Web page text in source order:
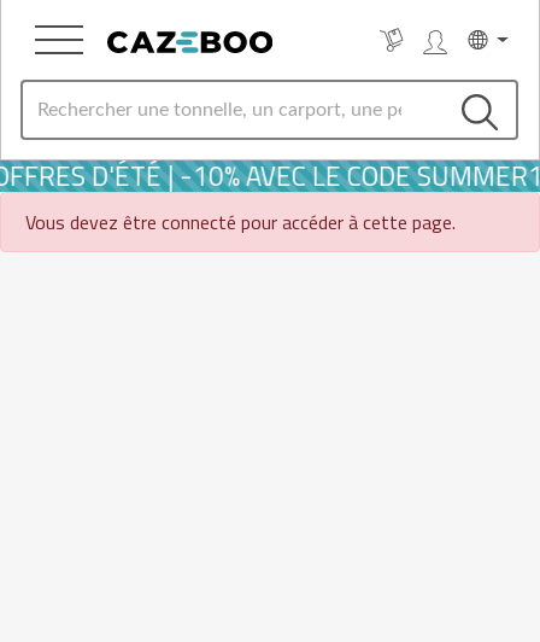
D'ÉTÉ | -10% AVEC LE CODE
Vous devez être connecté pour accéder à cette page.